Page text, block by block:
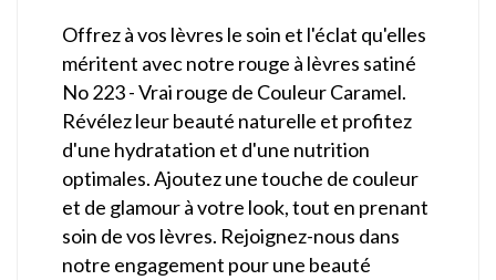
Offrez à vos lèvres le soin et l'éclat qu'elles
méritent avec notre rouge à lèvres satiné
No 223 - Vrai rouge de Couleur Caramel.
Révélez leur beauté naturelle et profitez
d'une hydratation et d'une nutrition
optimales. Ajoutez une touche de couleur
et de glamour à votre look, tout en prenant
soin de vos lèvres. Rejoignez-nous dans
notre engagement pour une beauté